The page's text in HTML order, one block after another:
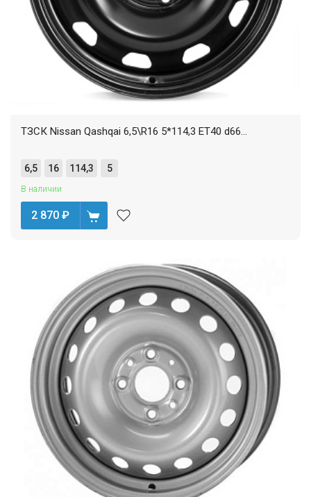
ТЗСК Nissan Qashqai 6,5\R16 5*114,3 ET40 d66...
6,5 16 114,3 5
В наличии
2 870 ₽